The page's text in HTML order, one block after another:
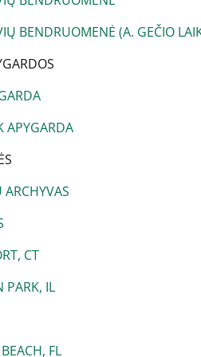
BENDRUOMENĖ (A. GEČIO
APYGARDA
CT
PARK, IL
FL